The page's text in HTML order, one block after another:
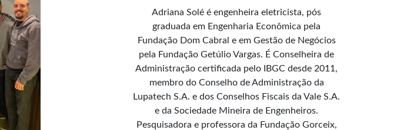
Adriana Solé é engenheira eletricista, pós
graduada em Engenharia Econômica pela
Fundação Dom Cabral e em Gestão de Negócios
pela Fundação Getúlio Vargas. É Conselheira de
Administração certificada pelo IBGC desde 2011,
membro do Conselho de Administração da
Lupatech S.A. e dos Conselhos Fiscais da Vale S.A.
e da Sociedade Mineira de Engenheiros.
Pesquisadora e professora da Fundação Gorceix,